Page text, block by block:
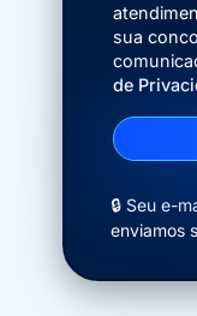
sua
de
🔒 Seu e-
enviamos